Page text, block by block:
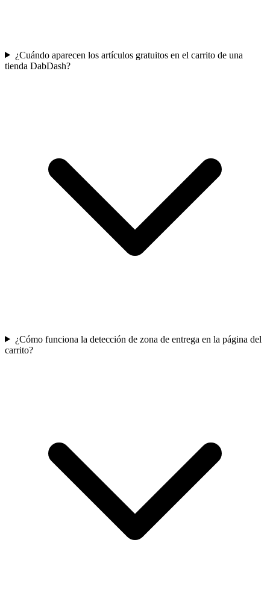
¿Cuándo aparecen los artículos gratuitos en el carrito de una
tienda DabDash?
¿Cómo funciona la detección de zona de entrega en la página del
carrito?